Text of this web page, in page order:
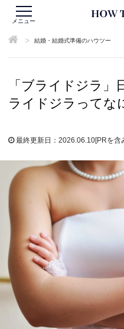
メニュー
> 結婚・結婚式準備のハウツー
「ブライドジラ」
ライドジラってな
最終更新日：2026.06.10[PRを含